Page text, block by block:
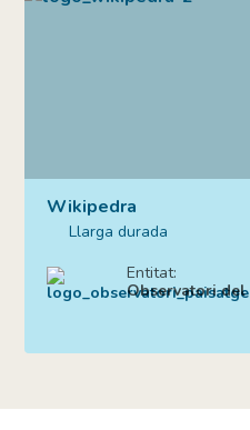
Wikipedra
Llarga durada
Entitat:
Observatori del